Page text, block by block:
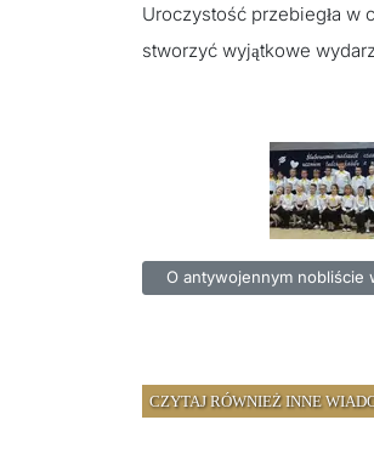
Uroczystość przebiegła w
stworzyć wyjątkowe
Poprzednia strona: O
O antywojennym nobliście
CZYTAJ RÓWNIEŻ INNE